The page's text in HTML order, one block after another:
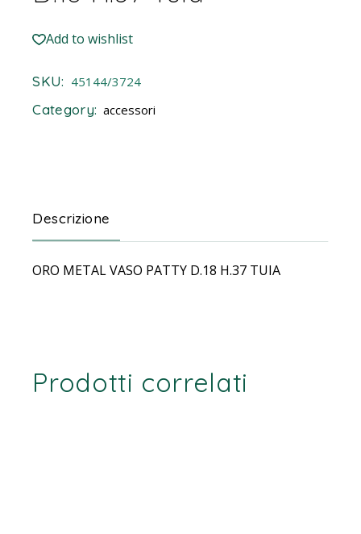
Add to wishlist
SKU: 45144/3724
Category: accessori
Descrizione
ORO METAL VASO PATTY D.18 H.37 TUIA
Prodotti correlati